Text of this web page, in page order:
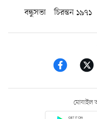
বন্ধুসভা
চিরন্তন ১৯৭১
মোবাইল